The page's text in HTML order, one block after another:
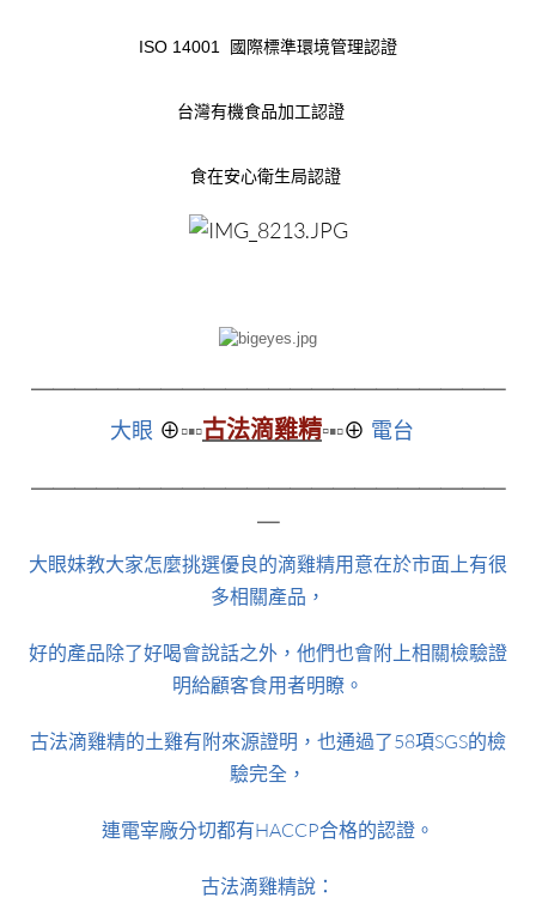
ISO 14001 國際標準環境管理認證
台灣有機食品加工認證
食在安心衛生局認證
大眼 ⊕▫▪▫古法滴雞精▫▪▫⊕ 電台
大眼妹教大家怎麼挑選優良的滴雞精用意在於市面上有很
多相關產品，
好的產品除了好喝會說話之外，他們也會附上相關檢驗證
明給顧客食用者明瞭。
古法滴雞精的土雞有附來源證明，也通過了58項SGS的檢
驗完全，
連電宰廠分切都有HACCP合格的認證。
古法滴雞精說：